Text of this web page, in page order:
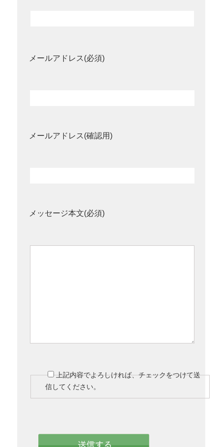
メールアドレス(必須)
メールアドレス(確認用)
メッセージ本文(必須)
上記内容でよろしければ、チェックをつけて送
信してください。